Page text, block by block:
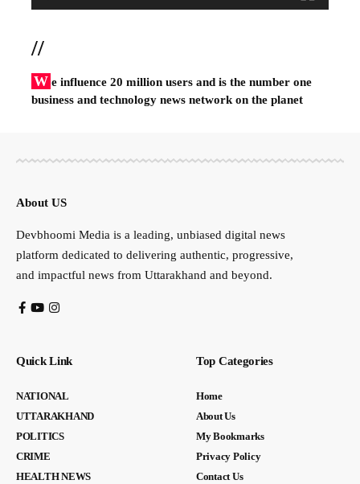
//
W e influence 20 million users and is the number one
business and technology news network on the planet
About US
Devbhoomi Media is a leading, unbiased digital news
platform dedicated to delivering authentic, progressive,
and impactful news from Uttarakhand and beyond.
Quick Link
NATIONAL
UTTARAKHAND
POLITICS
CRIME
HEALTH NEWS
Top Categories
Home
About Us
My Bookmarks
Privacy Policy
Contact Us